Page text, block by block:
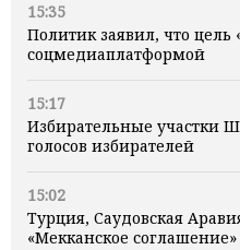
15:35
Политик заявил, что цель
соцмедиаплатформой
15:17
Избирательные участки
голосов избирателей
15:02
Турция, Саудовская
«Мекканское